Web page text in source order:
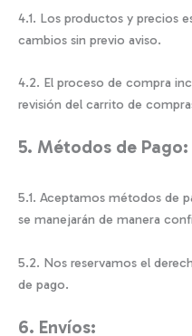
4.1. Los productos y precios
cambios sin previo aviso.
4.2. El proceso de compra
revisión del carrito de
5. Métodos de Pago:
5.1. Aceptamos métodos de
se manejarán de manera
5.2. Nos reservamos el
de pago.
6. Envíos: